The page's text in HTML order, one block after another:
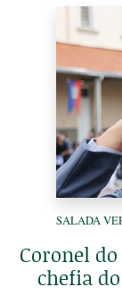
SALADA
Coronel
chefia